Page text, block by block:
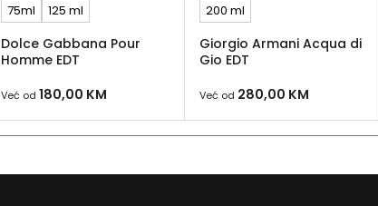
75ml 125 ml
Dolce Gabbana Pour
Homme EDT
Već od 180,00 KM
200 ml
Giorgio Armani Acqua di
Gio EDT
Već od 280,00 KM